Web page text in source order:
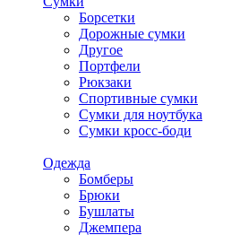
Борсетки
Дорожные сумки
Другое
Портфели
Рюкзаки
Спортивные сумки
Сумки для ноутбука
Сумки кросс-боди
Одежда
Бомберы
Брюки
Бушлаты
Джемпера